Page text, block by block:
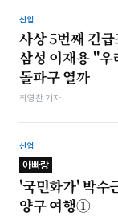
산업
사상 5번째 긴
삼성 이재용 "우
돌파구 열까
최영찬 기자
산업
아빠랑
'국민화가' 박수
양구 여행①